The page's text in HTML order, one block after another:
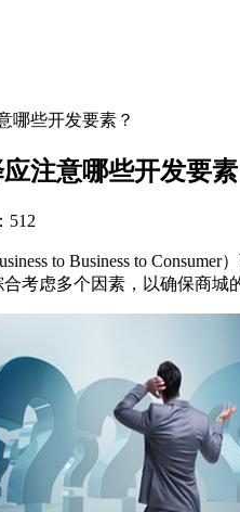
哪些开发要素？
注意哪些开发要素
512
to Business to Consumer
考虑多个因素，以确保商